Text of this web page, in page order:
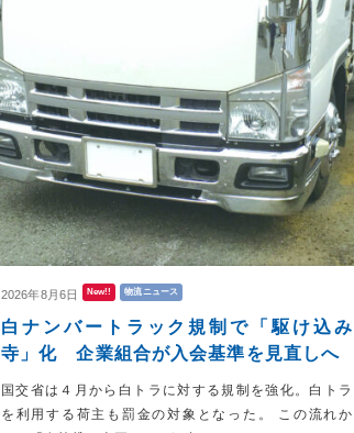
2026年8月6日 New!! 物流ニュース
白ナンバートラック規制で「駆け込み
寺」化 企業組合が入会基準を見直しへ
国交省は４月から白トラに対する規制を強化。白トラ
を利用する荷主も罰金の対象となった。 この流れか